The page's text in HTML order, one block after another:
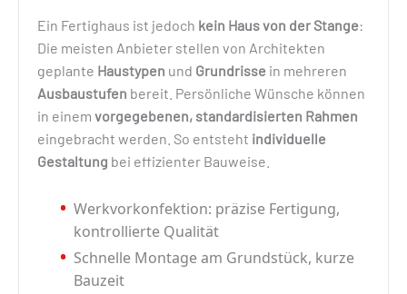
Ein Fertighaus ist jedoch kein Haus von der Stange:
Die meisten Anbieter stellen von Architekten
geplante Haustypen und Grundrisse in mehreren
Ausbaustufen bereit. Persönliche Wünsche können
in einem vorgegebenen, standardisierten Rahmen
eingebracht werden. So entsteht individuelle
Gestaltung bei effizienter Bauweise.
Werkvorkonfektion: präzise Fertigung,
kontrollierte Qualität
Schnelle Montage am Grundstück, kurze
Bauzeit